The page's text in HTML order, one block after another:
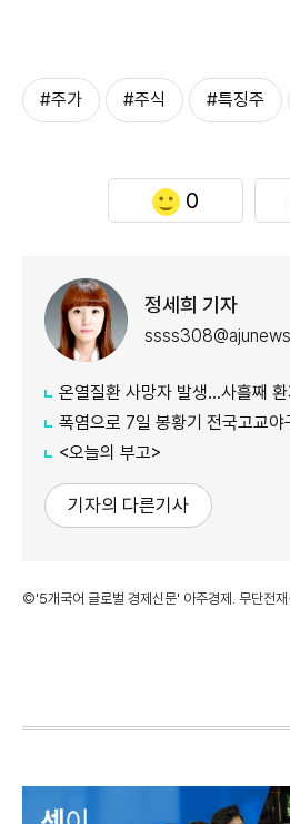
#주가 #주식 #특징주
0
정세희 기자
온열질환 사망자 발생…사흘째
폭염으로 7일 봉황기 전국고교
<오늘의 부고>
기자의 다른기사
©'5개국어 글로벌 경제신문' 아주경제. 무단전재